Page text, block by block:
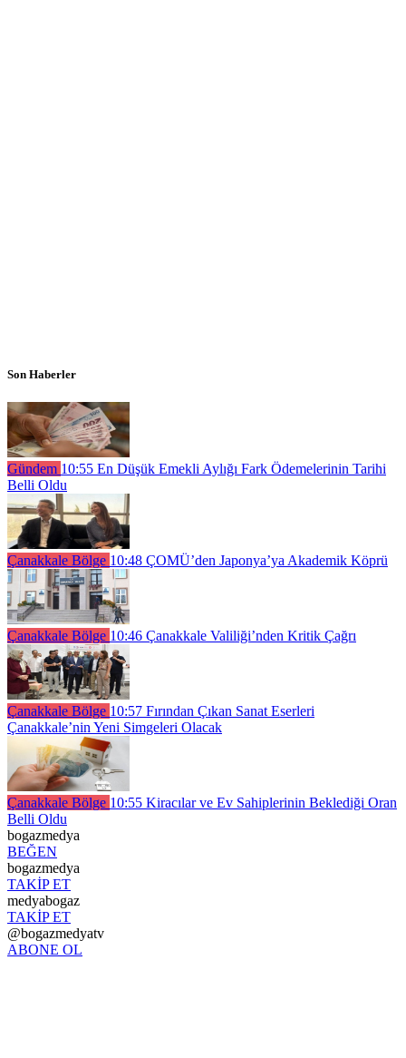
Son Haberler
Gündem 10:55 En Düşük Emekli Aylığı Fark Ödemelerinin Tarihi
Belli Oldu
Çanakkale Bölge 10:48 ÇOMÜ’den Japonya’ya Akademik Köprü
Çanakkale Bölge 10:46 Çanakkale Valiliği’nden Kritik Çağrı
Çanakkale Bölge 10:57 Fırından Çıkan Sanat Eserleri
Çanakkale’nin Yeni Simgeleri Olacak
Çanakkale Bölge 10:55 Kiracılar ve Ev Sahiplerinin Beklediği Oran
Belli Oldu
bogazmedya
BEĞEN
bogazmedya
TAKİP ET
medyabogaz
TAKİP ET
@bogazmedyatv
ABONE OL